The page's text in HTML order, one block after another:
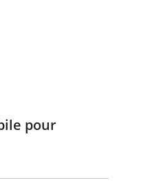
pour